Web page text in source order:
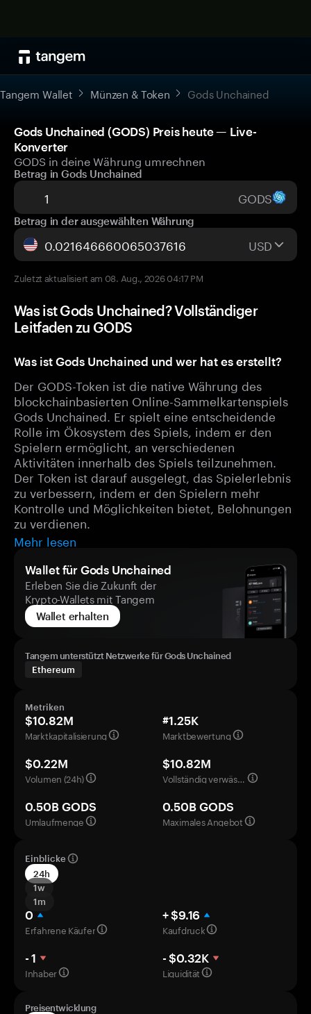
Tangem Wallet Münzen & Token Gods Unchained
Gods Unchained (GODS) Preis heute — Live-
Konverter
GODS in deine Währung umrechnen
Betrag in Gods Unchained
GODS
Betrag in der ausgewählten Währung
USD
Zuletzt aktualisiert am 08. Aug., 2026 04:17 PM
Was ist Gods Unchained? Vollständiger
Leitfaden zu GODS
Was ist Gods Unchained und wer hat es erstellt?
Der GODS-Token ist die native Währung des
blockchainbasierten Online-Sammelkartenspiels
Gods Unchained. Er spielt eine entscheidende
Rolle im Ökosystem des Spiels, indem er den
Spielern ermöglicht, an verschiedenen
Aktivitäten innerhalb des Spiels teilzunehmen.
Der Token ist darauf ausgelegt, das Spielerlebnis
zu verbessern, indem er den Spielern mehr
Kontrolle und Möglichkeiten bietet, Belohnungen
zu verdienen.
Mehr lesen
Wallet für Gods Unchained
Erleben Sie die Zukunft der
Krypto-Wallets mit Tangem
Wallet erhalten
Tangem unterstützt Netzwerke für Gods Unchained
Ethereum
Metriken
$10.82M
Marktkapitalisierung
#1.25K
Marktbewertung
$0.22M
Volumen (24h)
$10.82M
Vollständig verwässerte Bewertung
0.50B GODS
Umlaufmenge
0.50B GODS
Maximales Angebot
Einblicke
24h
1w
1m
0
Erfahrene Käufer
+ $9.16
Kaufdruck
- 1
Inhaber
- $0.32K
Liquidität
Preisentwicklung